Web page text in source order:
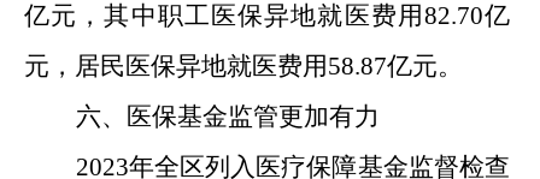
亿元，其中职工医保异地就医费用82.70亿
元，居民医保异地就医费用58.87亿元。
六、医保基金监管更加有力
2023年全区列入医疗保障基金监督检查